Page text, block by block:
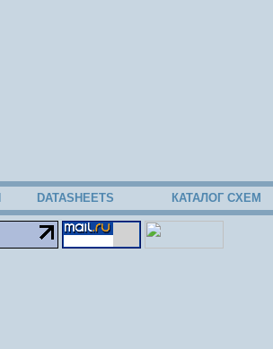
DATASHEETS КАТАЛОГ СХЕМ